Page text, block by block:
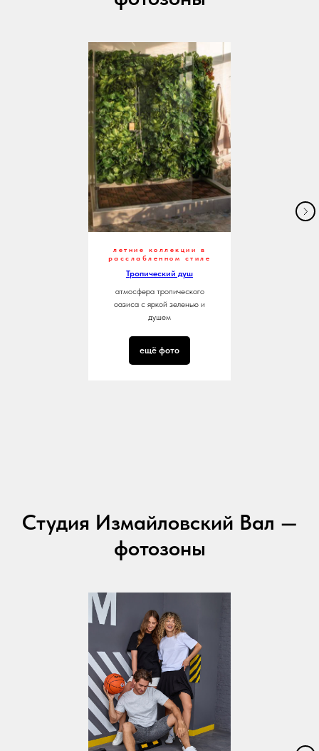
летние коллекции в
расслабленном стиле
Тропический душ
атмосфера тропического
оазиса с яркой зеленью и
душем
ещё фото
Студия Измайловский Вал —
фотозоны